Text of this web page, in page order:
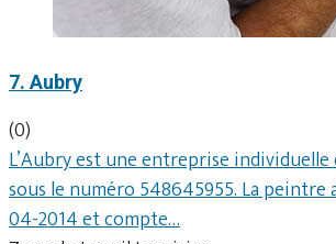
7. Aubry
(0)
L’Aubry est une entreprise individuelle
sous le numéro 548645955. La peintre
04-2014 et compte…